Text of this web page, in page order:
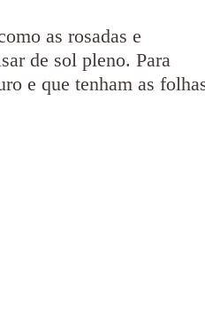
as rosadas e
de sol pleno. Para
e que tenham as